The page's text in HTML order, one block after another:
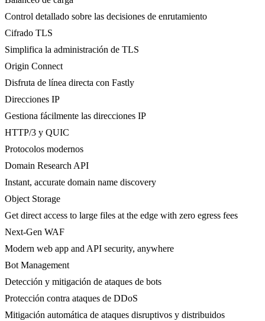
Control detallado sobre las decisiones de enrutamiento
Cifrado TLS
Simplifica la administración de TLS
Origin Connect
Disfruta de línea directa con Fastly
Direcciones IP
Gestiona fácilmente las direcciones IP
HTTP/3 y QUIC
Protocolos modernos
Domain Research API
Instant, accurate domain name discovery
Object Storage
Get direct access to large files at the edge with zero egress fees
Next-Gen WAF
Modern web app and API security, anywhere
Bot Management
Detección y mitigación de ataques de bots
Protección contra ataques de DDoS
Mitigación automática de ataques disruptivos y distribuidos